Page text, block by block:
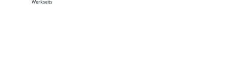
Werkseits